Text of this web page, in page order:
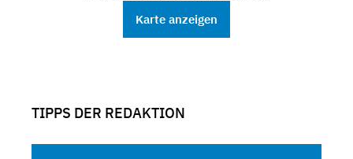
Karte anzeigen
TIPPS DER REDAKTION